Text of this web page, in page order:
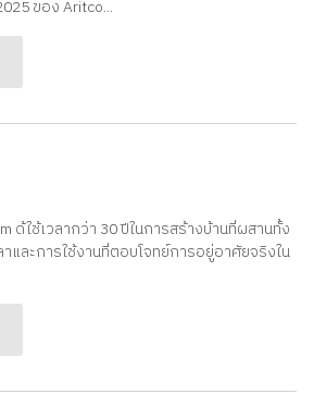
ของ Aritco...
ด้ใช้เวลากว่า 30 ปีในการสร้างบ้านที่ผสานทั้ง
และการใช้งานที่ตอบโจทย์การอยู่อาศัยจริงใน